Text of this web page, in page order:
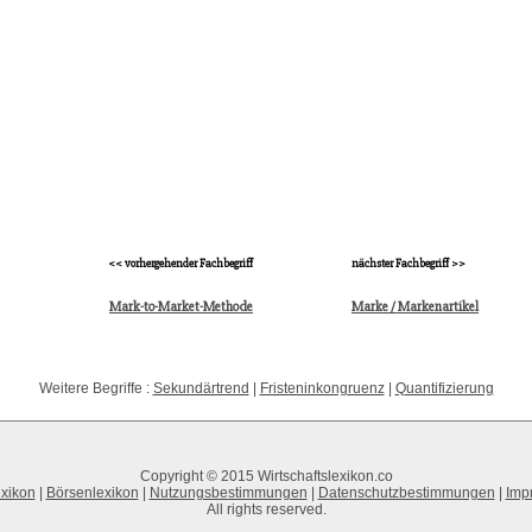
<< vorhergehender Fachbegriff nächster Fachbegriff >>
Mark-to-Market-Methode Marke / Markenartikel
Weitere Begriffe : Sekundärtrend Fristeninkongruenz| Quantifizierung
Copyright © 2015 Wirtschaftslexikon.co
Börsenlexikon Nutzungsbestimmungen Datenschutzbestimmungen
All rights reserved.